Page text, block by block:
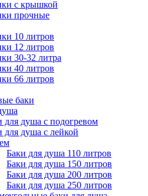
с крышкой
прочные
10 литров
12 литров
30-32 литра
40 литров
66 литров
баки
для душа с подогревом
для душа с лейкой
Баки для душа 110 литров
Баки для душа 150 литров
Баки для душа 200 литров
Баки для душа 250 литров